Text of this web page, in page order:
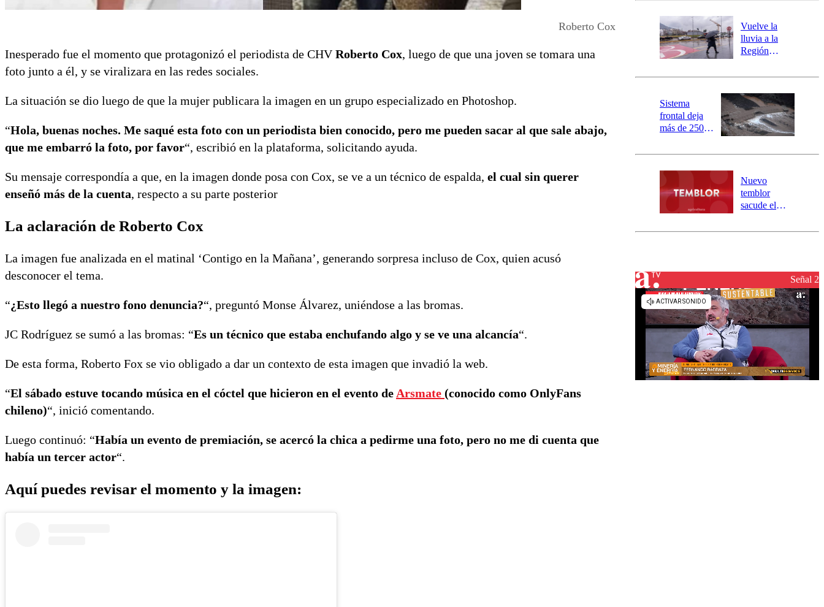
Roberto Cox
Inesperado fue el momento que protagonizó el periodista de CHVRoberto Cox, luego de que una joven se tomara una
foto junto a él, y se viralizara en las redes sociales.
La situación se dio luego de que la mujer publicara la imagen en un grupo especializado en Photoshop.
“Hola, buenas noches. Me saqué esta foto con un periodista bien conocido, pero me pueden sacar al que sale abajo,
que me embarró la foto, por favor“, escribió en la plataforma, solicitando ayuda.
Su mensaje correspondía a que, en la imagen donde posa con Cox, se ve a un técnico de espalda, el cual sin querer
enseñó más de la cuenta, respecto a su parte posterior
La aclaración de Roberto Cox
La imagen fue analizada en el matinal ‘Contigo en la Mañana’, generando sorpresa incluso de Cox, quien acusó
desconocer el tema.
“¿Esto llegó a nuestro fono denuncia?“, preguntó Monse Álvarez, uniéndose a las bromas.
JC Rodríguez se sumó a las bromas: “Es un técnico que estaba enchufando algo y se ve una alcancía“.
De esta forma, Roberto Fox se vio obligado a dar un contexto de esta imagen que invadió la web.
“El sábado estuve tocando música en el cóctel que hicieron en el evento de Arsmate (conocido como OnlyFans
chileno)“, inició comentando.
Luego continuó: “Había un evento de premiación, se acercó la chica a pedirme una foto, pero no me di cuenta que
había un tercer actor“.
Aquí puedes revisar el momento y la imagen:
río Damas:
activa
mensajería
SAE
Vuelve la
lluvia a la
Región
este es el
la DMC para
este viernes
Sistema
frontal deja
más de 250
y 317
aisladas entre
Valparaíso y
Los Ríos
Nuevo
temblor
sacude el
revisa la
Señal 2